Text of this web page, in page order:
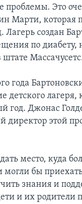
проблемы. Это
Марти, которая
Лагерь создан
по диабету,
года
детского лагеря,
год. Джонас
директор этой
место, куда
могли бы
знания и
и их родители